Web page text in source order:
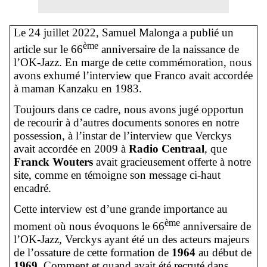
Le 24 juillet 2022, Samuel Malonga a publié un
article sur le 66èmeanniversaire de la naissance de
l’OK-Jazz. En marge de cette commémoration, nous
avons exhumé l’interview que Franco avait accordée
à maman Kanzaku en 1983.
Toujours dans ce cadre, nous avons jugé opportun
de recourir à d’autres documents sonores en notre
possession, à l’instar de l’interview que Verckys
avait accordée en 2009 à Radio Centraal, que
Franck Woutersavait gracieusement offerte à notre
site, comme en témoigne son message ci-haut
encadré.
Cette interview est d’une grande importance au
moment où nous évoquons le 66èmeanniversaire de
l’OK-Jazz, Verckys ayant été un des acteurs majeurs
de l’ossature de cette formation de 1964au début de